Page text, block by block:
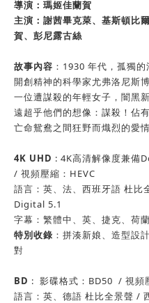
導演： 瑪姬佳蘭賀
主演： 謝茜畢克萊、 基斯頓比爾
賀、 彭尼露古絲
故事內容 ：1930 年代，孤獨
開創精神的科學家尤弗洛尼斯
一位遭謀殺的年輕女子，闇黑
遠超乎他們的想像：謀殺！佔
亡命鴛鴦之間狂野而熾烈的愛情
4K UHD : 4K高清解像度兼備
/ 視頻壓縮：HEVC
語言：英、法、西班牙語 杜
Digital 5.1
字幕：繁體中、英、捷克、荷
特別收錄 ：拼湊新娘、造型設
對
BD : 影碟格式：BD50 / 視頻
語言：英、德語 杜比全景聲 /